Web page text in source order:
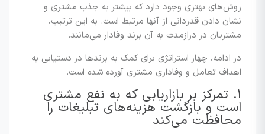
روش‌های بهتری وجود دارد که بیشتر به جذب مشتری و
نشان دادن قدردانی از آنها مرتبط است. به این ترتیب،
مشتریان در درازمدت به آن برند وفادار می‌مانند.
در ادامه، چهار استراتژی برای کمک به برندها در دستیابی به
اهداف تعامل و وفاداری مشتری آورده شده است.
۱. تمرکز بر بازاریابی که به نفع مشتری
است و بازگشت هزینه‌های تبلیغات را
محافظت می‌کند